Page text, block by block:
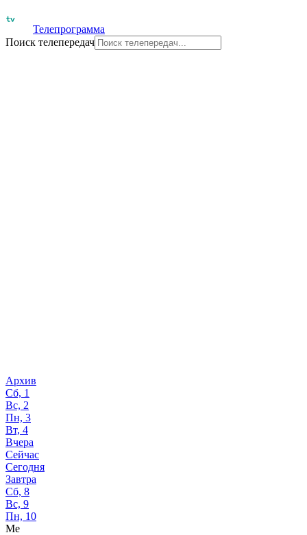
Телепрограмма
Поиск телепередач
Архив
Сб, 1
Вс, 2
Пн, 3
Вт, 4
Вчера
Сейчас
Сегодня
Завтра
Сб, 8
Вс, 9
Пн, 10
Me